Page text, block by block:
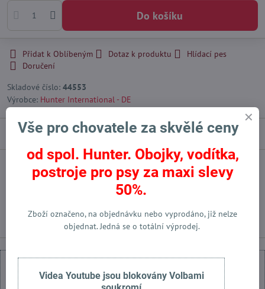
Do košíku
Přidat k Oblíbeným Dotaz k produktu
Hlídací pes
Doručení
Skladové číslo: 44553
Výrobce: Hunter International - DE
Popis
FacebookTwitter BlueskyPinterestReddit LinkedInWhatsApp
E-
Vše pro chovatele za skvělé ceny
od spol. Hunter. Obojky, vodítka,
postroje pro psy za maxi slevy
50%.
Zboží označeno, na objednávku nebo vyprodáno, již nelze
objednat. Jedná se o totální výprodej.
Videa Youtube jsou blokovány Volbami